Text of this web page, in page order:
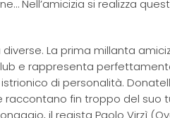
Nell’amicizia si realizza
La prima millanta
e rappresenta
di personalità.
fin troppo del suo